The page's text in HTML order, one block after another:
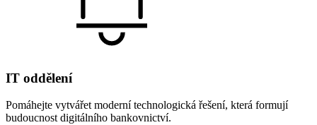
IT oddělení
Pomáhejte vytvářet moderní technologická řešení, která formují
budoucnost digitálního bankovnictví.